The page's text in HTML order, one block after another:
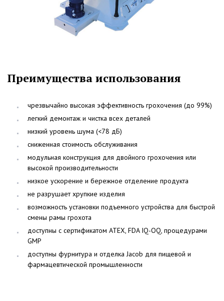
Преимущества использования
чрезвычайно высокая эффективность грохочения (до 99%)
легкий демонтаж и чистка всех деталей
низкий уровень шума (<78 дБ)
сниженная стоимость обслуживания
модульная конструкция для двойного грохочения или
высокой производительности
низкое ускорение и бережное отделение продукта
не разрушает хрупкие изделия
возможность установки подъемного устройства для быстрой
смены рамы грохота
доступны с сертификатом ATEX, FDA IQ-OQ, процедурами
GMP
доступны фурнитура и отделка Jacob для пищевой и
фармацевтической промышленности